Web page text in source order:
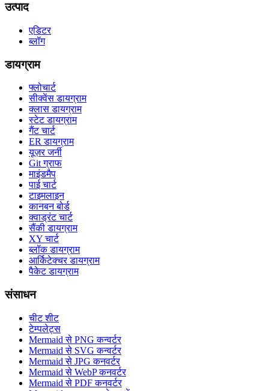
उत्पाद
एडिटर
ब्लॉग
डायग्राम
फ्लोचार्ट
सीक्वेंस डायग्राम
क्लास डायग्राम
स्टेट डायग्राम
गैंट चार्ट
ER डायग्राम
यूज़र जर्नी
Git ग्राफ
माइंडमैप
पाई चार्ट
टाइमलाइन
कानबन बोर्ड
क्वाड्रंट चार्ट
सैंकी डायग्राम
XY चार्ट
ब्लॉक डायग्राम
आर्किटेक्चर डायग्राम
पैकेट डायग्राम
संसाधन
चीट शीट
टेम्पलेट्स
Mermaid से PNG कन्वर्टर
Mermaid से SVG कन्वर्टर
Mermaid से JPG कनवर्टर
Mermaid से WebP कनवर्टर
Mermaid से PDF कनवर्टर